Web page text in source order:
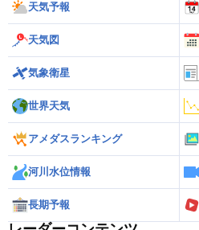
天気予報
天気図
気象衛星
世界天気
アメダスランキング
河川水位情報
長期予報